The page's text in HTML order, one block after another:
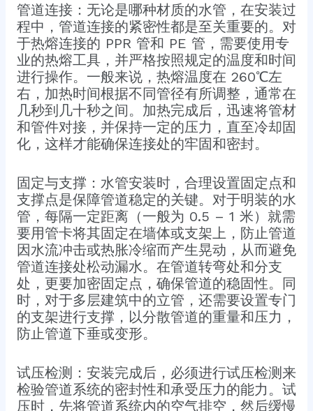
管道连接：无论是哪种材质的水管，在安装过
程中，管道连接的紧密性都是至关重要的。对
于热熔连接的 PPR 管和 PE 管，需要使用专
业的热熔工具，并严格按照规定的温度和时间
进行操作。一般来说，热熔温度在 260℃左
右，加热时间根据不同管径有所调整，通常在
几秒到几十秒之间。加热完成后，迅速将管材
和管件对接，并保持一定的压力，直至冷却固
化，这样才能确保连接处的牢固和密封。
固定与支撑：水管安装时，合理设置固定点和
支撑点是保障管道稳定的关键。对于明装的水
管，每隔一定距离（一般为 0.5 – 1 米）就需
要用管卡将其固定在墙体或支架上，防止管道
因水流冲击或热胀冷缩而产生晃动，从而避免
管道连接处松动漏水。在管道转弯处和分支
处，更要加密固定点，确保管道的稳固性。同
时，对于多层建筑中的立管，还需要设置专门
的支架进行支撑，以分散管道的重量和压力，
防止管道下垂或变形。
试压检测：安装完成后，必须进行试压检测来
检验管道系统的密封性和承受压力的能力。试
压时，先将管道系统内的空气排空，然后缓慢